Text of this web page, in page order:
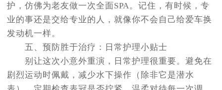
护，仿佛为老友做一次全面SPA。记住，有时候，专
业的事还是交给专业的人，就像你不会自己给爱车换
发动机一样。
五、预防胜于治疗：日常护理小贴士
别让这次小意外重演，日常护理很重要。避免在
剧烈运动时佩戴，减少水下操作（除非它是潜水